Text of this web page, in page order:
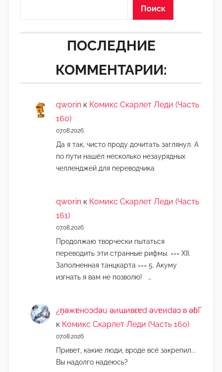
Поиск
ПОСЛЕДНИЕ
КОММЕНТАРИИ:
qworin к Комикс Скарлет Леди (Часть
160)
07.08.2026
Да я так, чисто проду дочитать заглянул. А
по пути нашёл несколько незаурядных
челленджей для переводчика
qworin к Комикс Скарлет Леди (Часть
161)
07.08.2026
Продолжаю творчески пытаться
переводить эти странные рифмы. === XII.
Заполненная танцкарта === 5. Акуму
изгнать я вам не позволю! …
¿n̯ǝжɐноɔdǝu ǝиɯиʚεɐd ǝvɐиdǝɔ ʚ ǝɓГ
к Комикс Скарлет Леди (Часть 160)
07.08.2026
Привет, какие люди, вроде всё закрепил...
Вы надолго надеюсь?